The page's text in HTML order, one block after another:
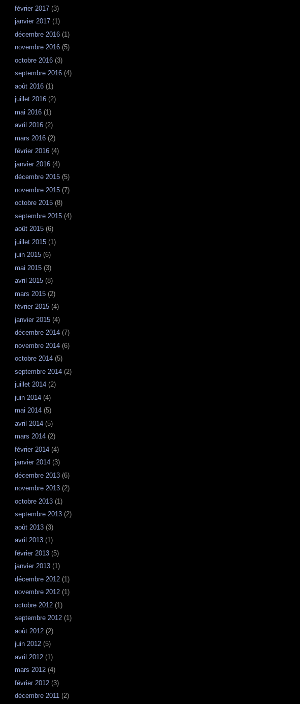
février 2017 (3)
janvier 2017 (1)
décembre 2016 (1)
novembre 2016 (5)
octobre 2016 (3)
septembre 2016 (4)
août 2016 (1)
juillet 2016 (2)
mai 2016 (1)
avril 2016 (2)
mars 2016 (2)
février 2016 (4)
janvier 2016 (4)
décembre 2015 (5)
novembre 2015 (7)
octobre 2015 (8)
septembre 2015 (4)
août 2015 (6)
juillet 2015 (1)
juin 2015 (6)
mai 2015 (3)
avril 2015 (8)
mars 2015 (2)
février 2015 (4)
janvier 2015 (4)
décembre 2014 (7)
novembre 2014 (6)
octobre 2014 (5)
septembre 2014 (2)
juillet 2014 (2)
juin 2014 (4)
mai 2014 (5)
avril 2014 (5)
mars 2014 (2)
février 2014 (4)
janvier 2014 (3)
décembre 2013 (6)
novembre 2013 (2)
octobre 2013 (1)
septembre 2013 (2)
août 2013 (3)
avril 2013 (1)
février 2013 (5)
janvier 2013 (1)
décembre 2012 (1)
novembre 2012 (1)
octobre 2012 (1)
septembre 2012 (1)
août 2012 (2)
juin 2012 (5)
avril 2012 (1)
mars 2012 (4)
février 2012 (3)
décembre 2011 (2)